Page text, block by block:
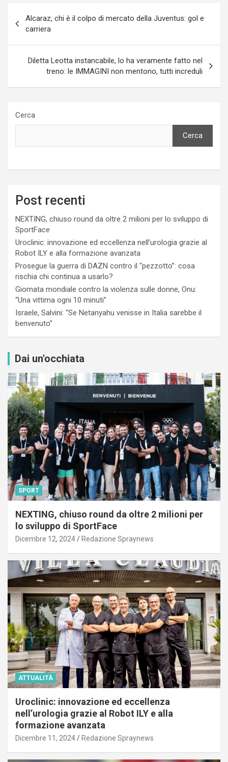
articoli
Alcaraz, chi è il colpo di mercato della Juventus: gol e
carriera
Diletta Leotta instancabile, lo ha veramente fatto nel
treno: le IMMAGINI non mentono, tutti increduli
Cerca
Cerca
Post recenti
NEXTING, chiuso round da oltre 2 milioni per lo sviluppo di
SportFace
Uroclinic: innovazione ed eccellenza nell’urologia grazie al
Robot ILY e alla formazione avanzata
Prosegue la guerra di DAZN contro il “pezzotto”: cosa
rischia chi continua a usarlo?
Giornata mondiale contro la violenza sulle donne, Onu:
“Una vittima ogni 10 minuti”
Israele, Salvini: “Se Netanyahu venisse in Italia sarebbe il
benvenuto”
Dai un'occhiata
SPORT
NEXTING, chiuso round da oltre 2 milioni per
lo sviluppo di SportFace
Dicembre 12, 2024 Redazione Spraynews
ATTUALITÀ
Uroclinic: innovazione ed eccellenza
nell’urologia grazie al Robot ILY e alla
formazione avanzata
Dicembre 11, 2024 Redazione Spraynews